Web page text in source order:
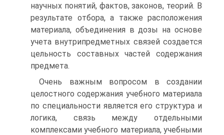
научных понятий, фактов, законов, теорий. В
результате отбора, а также расположения
материала, объединения в дозы на основе
учета внутрипредметных связей создается
цельность составных частей содержания
предмета.
Очень важным вопросом в создании
целостного содержания учебного материала
по специальности является его структура и
логика, связь между отдельными
комплексами учебного материала, учебными